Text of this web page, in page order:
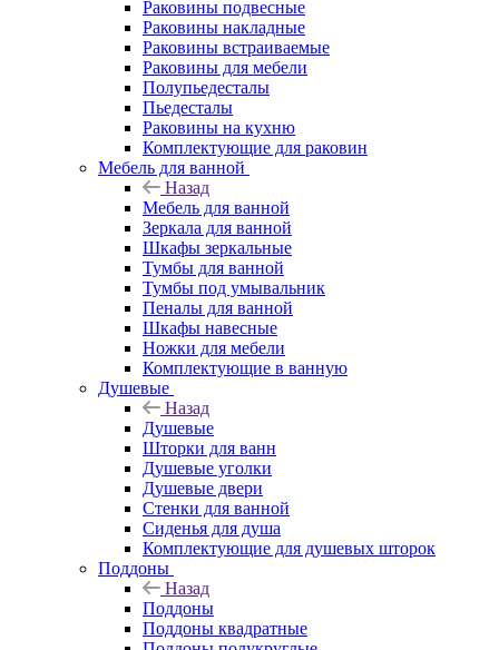
Раковины подвесные
Раковины накладные
Раковины встраиваемые
Раковины для мебели
Полупьедесталы
Пьедесталы
Раковины на кухню
Комплектующие для раковин
Мебель для ванной
Назад
Мебель для ванной
Зеркала для ванной
Шкафы зеркальные
Тумбы для ванной
Тумбы под умывальник
Пеналы для ванной
Шкафы навесные
Ножки для мебели
Комплектующие в ванную
Душевые
Назад
Душевые
Шторки для ванн
Душевые уголки
Душевые двери
Стенки для ванной
Сиденья для душа
Комплектующие для душевых шторок
Поддоны
Назад
Поддоны
Поддоны квадратные